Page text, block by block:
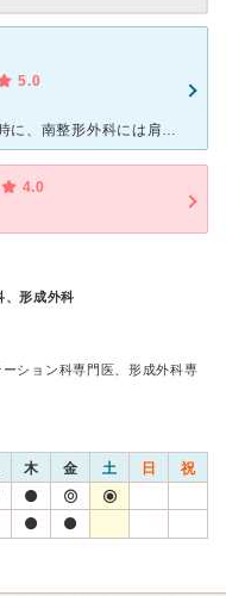
5.0
2ヶ月程前から五十肩で悩まされていた時に、南整形外科には肩専門の先生がいらっしゃるとお知り合いの方に勧められて受診しました。 エコー下注射でかなりの改善が見られましたが、体をねじった際にピンポイン
4.0
、形成外科
ション科専門医、形成外科専
木 金 土 日 祝